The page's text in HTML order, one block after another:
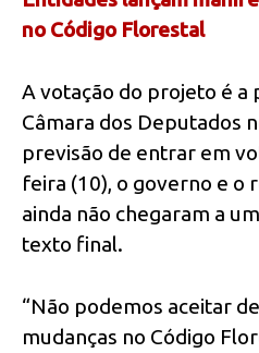
no Código Florestal
A votação do projeto é a
Câmara dos Deputados
previsão de entrar em
feira (10), o governo e o
ainda não chegaram a
texto final.
“Não podemos aceitar
mudanças no Código